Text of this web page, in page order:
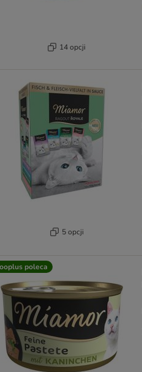
14 opcji
5 opcji
poleca